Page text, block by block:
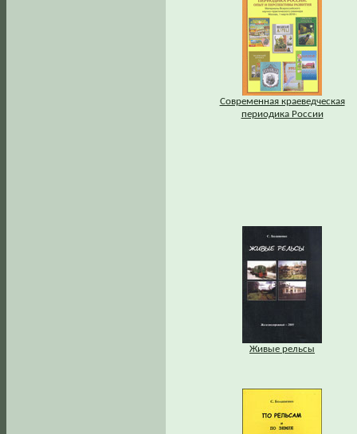
Современная краеведческая
периодика России
Живые рельсы